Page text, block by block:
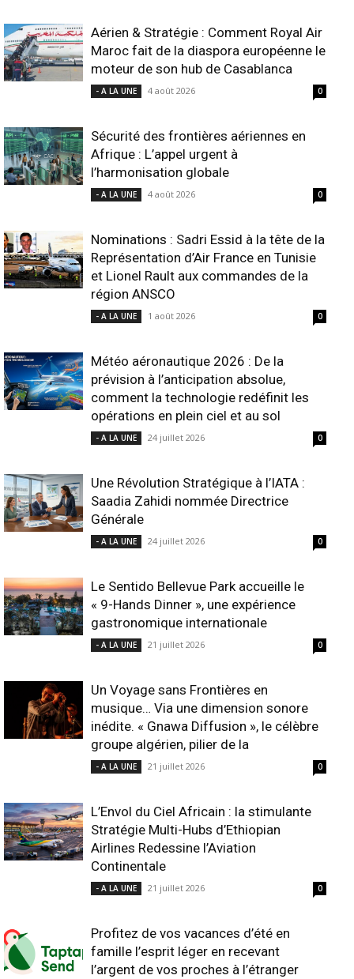
Aérien & Stratégie : Comment Royal Air
Maroc fait de la diaspora européenne le
moteur de son hub de Casablanca
- A LA UNE 4 août 2026 0
Sécurité des frontières aériennes en
Afrique : L’appel urgent à
l’harmonisation globale
- A LA UNE 4 août 2026 0
Nominations : Sadri Essid à la tête de la
Représentation d’Air France en Tunisie
et Lionel Rault aux commandes de la
région ANSCO
- A LA UNE 1 août 2026 0
Météo aéronautique 2026 : De la
prévision à l’anticipation absolue,
comment la technologie redéfinit les
opérations en plein ciel et au sol
- A LA UNE 24 juillet 2026 0
Une Révolution Stratégique à l’IATA :
Saadia Zahidi nommée Directrice
Générale
- A LA UNE 24 juillet 2026 0
Le Sentido Bellevue Park accueille le
« 9-Hands Dinner », une expérience
gastronomique internationale
- A LA UNE 21 juillet 2026 0
Un Voyage sans Frontières en
musique… Via une dimension sonore
inédite. « Gnawa Diffusion », le célèbre
groupe algérien, pilier de la
- A LA UNE 21 juillet 2026 0
L’Envol du Ciel Africain : la stimulante
Stratégie Multi-Hubs d’Ethiopian
Airlines Redessine l’Aviation
Continentale
- A LA UNE 21 juillet 2026 0
Profitez de vos vacances d’été en
famille l’esprit léger en recevant
l’argent de vos proches à l’étranger